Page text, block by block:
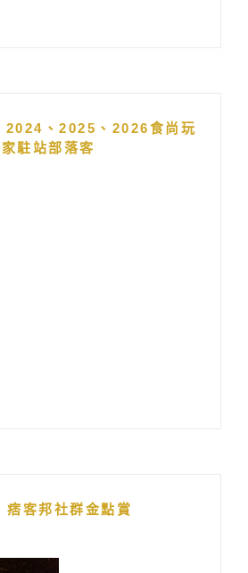
2024、2025、2026食尚玩
家駐站部落客
痞客邦社群金點賞